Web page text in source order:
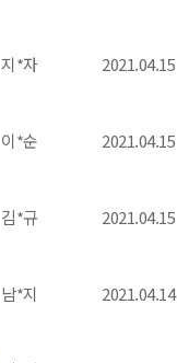
지*자 2021.04.15
이*순 2021.04.15
김*규 2021.04.15
남*지 2021.04.14